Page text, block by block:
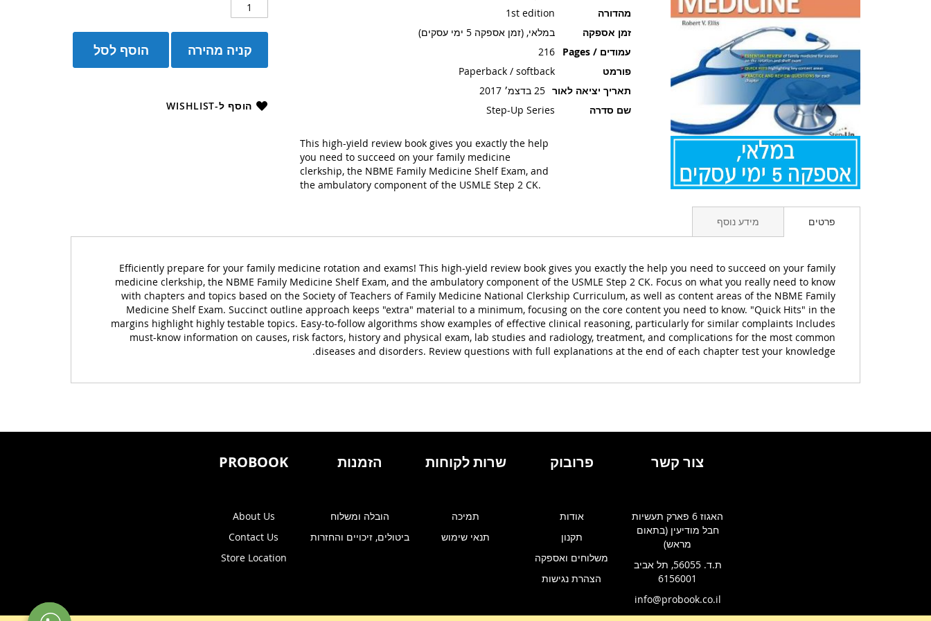
הוסף לסל קניה מהירה
הוסף ל-WISHLIST
מהדורה
1st edition
זמן אספקה
במלאי, (זמן אספקה 5 ימי עסקים)
עמודים / Pages
216
פורמט
Paperback / softback
תאריך יציאה לאור 25 בדצמ׳ 2017
שם סדרה
Step-Up Series
This high-yield review book gives you exactly the help
you need to succeed on your family medicine
clerkship, the NBME Family Medicine Shelf Exam, and
the ambulatory component of the USMLE Step 2 CK.
להתחלה
פרטים
Efficiently prepare for your family medicine rotation and exams! This high-yield review book gives you exactly the help you need to succeed on your family
medicine clerkship, the NBME Family Medicine Shelf Exam, and the ambulatory component of the USMLE Step 2 CK. Focus on what you really need to know
with chapters and topics based on the Society of Teachers of Family Medicine National Clerkship Curriculum, as well as content areas of the NBME Family
Medicine Shelf Exam. Succinct outline approach keeps "extra" material to a minimum, focusing on the core content you need to know. "Quick Hits" in the
margins highlight highly testable topics. Easy-to-follow algorithms show examples of effective clinical reasoning, particularly for similar complaints Includes
must-know information on causes, risk factors, history and physical exam, lab studies and radiology, treatment, and complications for the most common
diseases and disorders. Review questions with full explanations at the end of each chapter test your knowledge.
מידע נוסף
צור קשר
האגוז 6 פארק תעשיות
חבל מודיעין (בתאום
מראש)
ת.ד. 56055, תל אביב
6156001
info@probook.co.il
פרובוק
אודות
תקנון
משלוחים ואספקה
הצהרת נגישות
שרות לקוחות
תמיכה
תנאי שימוש
הזמנות
הובלה ומשלוח
ביטולים, זיכויים והחזרות
PROBOOK
About Us
Contact Us
Store Location